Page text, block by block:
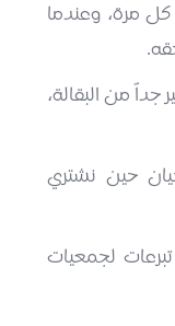
كل مرة، وعندما
جداً من البقالة،
حين نشتري
لجمعيات